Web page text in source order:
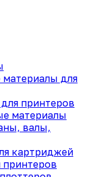
для
принтеров
материалы
валы,
картриджей